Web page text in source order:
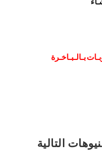
بـالـبـاخـرة
التالية